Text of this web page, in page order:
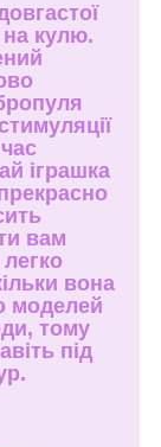
кулю.
іграшка
вам
вона
моделей
тому
під